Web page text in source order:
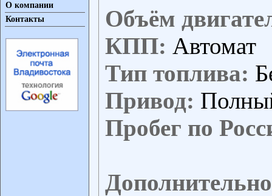
О компании
Контакты
Объём
КПП: Автомат
Тип топлива:
Привод:
Пробег по